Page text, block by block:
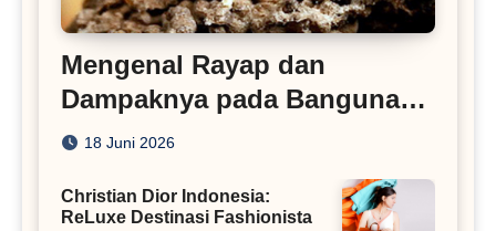
Mengenal Rayap dan
Dampaknya pada Bangunan
Rumah
18 Juni 2026
Christian Dior Indonesia:
ReLuxe Destinasi Fashionista